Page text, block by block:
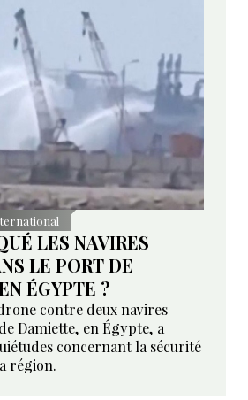
LES NAVIRES
LE PORT DE
ÉGYPTE ?
contre deux navires
Damiette, en Égypte, a
concernant la sécurité
région.